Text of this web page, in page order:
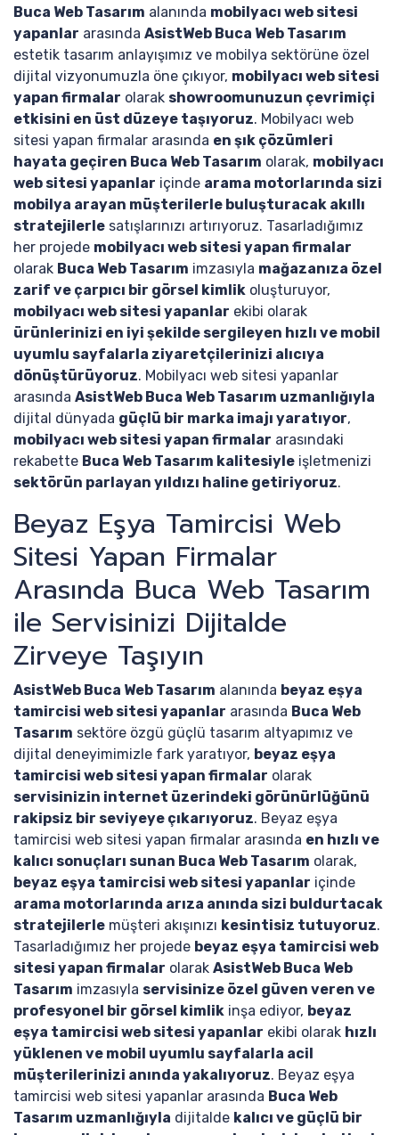
Buca Web Tasarım alanında mobilyacı web sitesi
yapanlar arasında AsistWeb Buca Web Tasarım
estetik tasarım anlayışımız ve mobilya sektörüne özel
dijital vizyonumuzla öne çıkıyor, mobilyacı web sitesi
yapan firmalar olarak showroomunuzun çevrimiçi
etkisini en üst düzeye taşıyoruz. Mobilyacı web
sitesi yapan firmalar arasında en şık çözümleri
hayata geçiren Buca Web Tasarım olarak, mobilyacı
web sitesi yapanlar içinde arama motorlarında sizi
mobilya arayan müşterilerle buluşturacak akıllı
stratejilerle satışlarınızı artırıyoruz. Tasarladığımız
her projede mobilyacı web sitesi yapan firmalar
olarak Buca Web Tasarım imzasıyla mağazanıza özel
zarif ve çarpıcı bir görsel kimlik oluşturuyor,
mobilyacı web sitesi yapanlar ekibi olarak
ürünlerinizi en iyi şekilde sergileyen hızlı ve mobil
uyumlu sayfalarla ziyaretçilerinizi alıcıya
dönüştürüyoruz. Mobilyacı web sitesi yapanlar
arasında AsistWeb Buca Web Tasarım uzmanlığıyla
dijital dünyada güçlü bir marka imajı yaratıyor,
mobilyacı web sitesi yapan firmalar arasındaki
rekabette Buca Web Tasarım kalitesiyle işletmenizi
sektörün parlayan yıldızı haline getiriyoruz.
Beyaz Eşya Tamircisi Web
Sitesi Yapan Firmalar
Arasında Buca Web Tasarım
ile Servisinizi Dijitalde
Zirveye Taşıyın
AsistWeb Buca Web Tasarım alanında beyaz eşya
tamircisi web sitesi yapanlar arasında Buca Web
Tasarım sektöre özgü güçlü tasarım altyapımız ve
dijital deneyimimizle fark yaratıyor, beyaz eşya
tamircisi web sitesi yapan firmalar olarak
servisinizin internet üzerindeki görünürlüğünü
rakipsiz bir seviyeye çıkarıyoruz. Beyaz eşya
tamircisi web sitesi yapan firmalar arasında en hızlı ve
kalıcı sonuçları sunan Buca Web Tasarım olarak,
beyaz eşya tamircisi web sitesi yapanlar içinde
arama motorlarında arıza anında sizi buldurtacak
stratejilerle müşteri akışınızı kesintisiz tutuyoruz.
Tasarladığımız her projede beyaz eşya tamircisi web
sitesi yapan firmalar olarak AsistWeb Buca Web
Tasarım imzasıyla servisinize özel güven veren ve
profesyonel bir görsel kimlik inşa ediyor, beyaz
eşya tamircisi web sitesi yapanlar ekibi olarak hızlı
yüklenen ve mobil uyumlu sayfalarla acil
müşterilerinizi anında yakalıyoruz. Beyaz eşya
tamircisi web sitesi yapanlar arasında Buca Web
Tasarım uzmanlığıyla dijitalde kalıcı ve güçlü bir